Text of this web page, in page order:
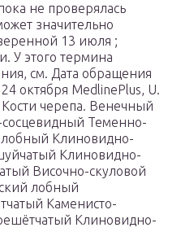
не проверялась
значительно
13 июля ;
У этого термина
см. Дата обращения
октября MedlinePlus, U.
черепа. Венечный
Теменно-
Клиновидно-
Клиновидно-
Височно-скуловой
лобный
Каменисто-
Клиновидно-